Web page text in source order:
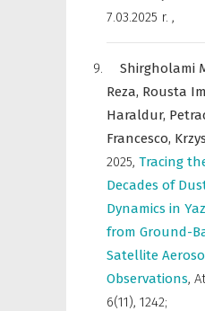
7.03.2025 r. ,
Shirgholami
Reza, Rousta
Haraldur,
Francesco,
2025, Tracing
Decades of
Dynamics in
from Ground-
Satellite
Observations,
6(11), 1242;